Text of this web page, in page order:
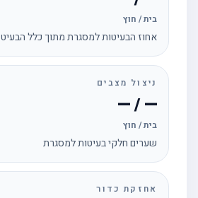
בית / חוץ
אחוז הבעיטות למסגרת מתוך כלל הבעיטות
ניצול מצבים
— / —
בית / חוץ
שערים חלקי בעיטות למסגרת
אחזקת כדור